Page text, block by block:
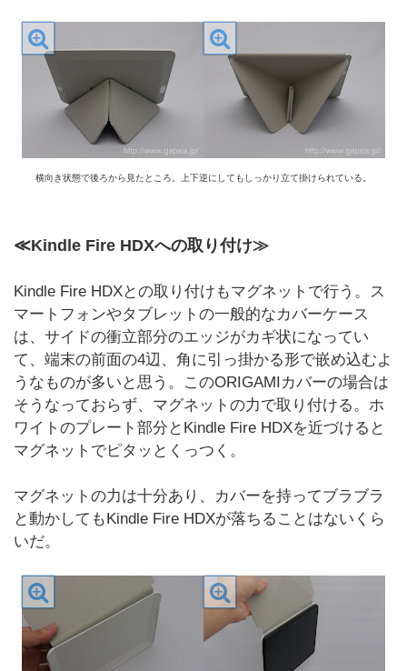
横向き状態で後ろから見たところ。上下逆にしてもしっかり立て掛けられている。
≪Kindle Fire HDXへの取り付け≫
Kindle Fire HDXとの取り付けもマグネットで行う。ス
マートフォンやタブレットの一般的なカバーケース
は、サイドの衝立部分のエッジがカギ状になってい
て、端末の前面の4辺、角に引っ掛かる形で嵌め込むよ
うなものが多いと思う。このORIGAMIカバーの場合は
そうなっておらず、マグネットの力で取り付ける。ホ
ワイトのプレート部分とKindle Fire HDXを近づけると
マグネットでピタッとくっつく。
マグネットの力は十分あり、カバーを持ってブラブラ
と動かしてもKindle Fire HDXが落ちることはないくら
いだ。